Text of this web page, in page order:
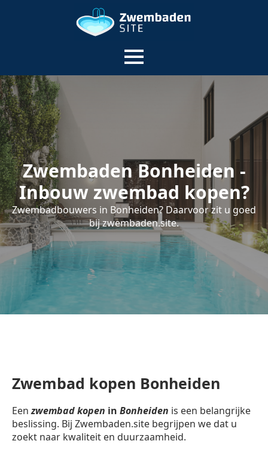
Zwembaden Bonheiden -
Inbouw zwembad kopen?
Zwembadbouwers in Bonheiden? Daarvoor zit u goed
bij zwembaden.site.
Zwembad kopen Bonheiden
Eenzwembad kopen in Bonheiden is een belangrijke
beslissing. Bij Zwembaden.site begrijpen we dat u
zoekt naar kwaliteit en duurzaamheid.